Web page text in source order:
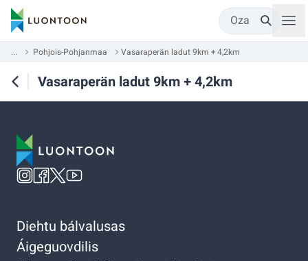
Oza
... Pohjois-Pohjanmaa Vasaraperän ladut 9km + 4,2km
Vasaraperän ladut 9km + 4,2km
Diehtu bálvalusas
Áigeguovdilis